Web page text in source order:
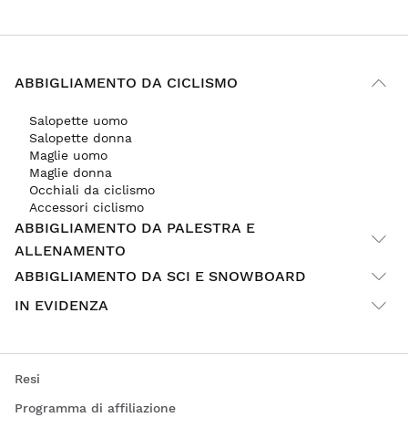
ABBIGLIAMENTO DA CICLISMO
Salopette uomo
Salopette donna
Maglie uomo
Maglie donna
Occhiali da ciclismo
Accessori ciclismo
ABBIGLIAMENTO DA PALESTRA E
ALLENAMENTO
ABBIGLIAMENTO DA SCI E SNOWBOARD
IN EVIDENZA
Resi
Programma di affiliazione